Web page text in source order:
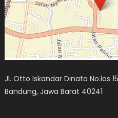
Jl. Otto Iskandar Dinata No.los
Bandung, Jawa Barat 40241